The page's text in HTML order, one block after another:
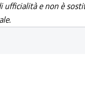
ufficialità e non è